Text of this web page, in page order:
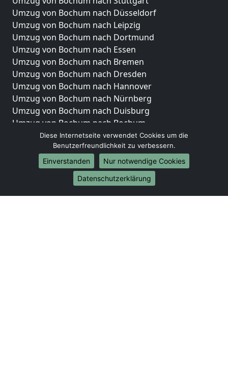
Umzug von Bochum nach Düsseldorf
Umzug von Bochum nach Leipzig
Umzug von Bochum nach Dortmund
Umzug von Bochum nach Essen
Umzug von Bochum nach Bremen
Umzug von Bochum nach Dresden
Umzug von Bochum nach Hannover
Umzug von Bochum nach Nürnberg
Umzug von Bochum nach Duisburg
Umzug von Bochum nach Bochum
Umzug von Bochum nach Wuppertal
Umzug von Bochum nach Bielefeld
Umzug von Bochum nach Bonn
Umzug von Bochum nach Münster
Diese Internetseite verwendet Cookies um die
Benutzerfreundlichkeit zu verbessern.
Einverstanden
Nur notwendige Cookies
Datenschutzerklärung